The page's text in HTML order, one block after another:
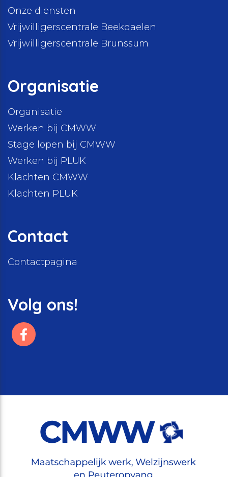
Onze diensten
Vrijwilligerscentrale Beekdaelen
Vrijwilligerscentrale Brunssum
Organisatie
Organisatie
Werken bij CMWW
Stage lopen bij CMWW
Werken bij PLUK
Klachten CMWW
Klachten PLUK
Contact
Contactpagina
Volg ons!